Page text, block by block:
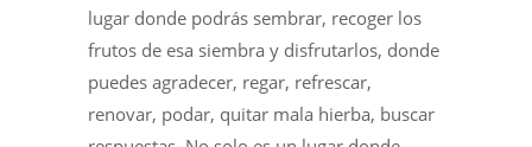
lugar donde podrás sembrar, recoger los
frutos de esa siembra y disfrutarlos, donde
puedes agradecer, regar, refrescar,
renovar, podar, quitar mala hierba, buscar